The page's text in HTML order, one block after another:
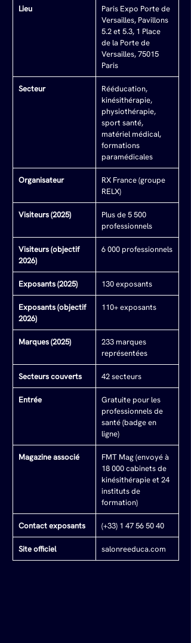
Lieu
Paris Expo Porte de
Versailles, Pavillons
5.2 et 5.3, 1 Place
de la Porte de
Versailles, 75015
Paris
Secteur
Rééducation,
kinésithérapie,
physiothérapie,
sport santé,
matériel médical,
formations
paramédicales
Organisateur
RX France (groupe
RELX)
Visiteurs (2025)
Plus de 5 500
professionnels
Visiteurs (objectif
2026)
6 000 professionnels
Exposants (2025) 130 exposants
Exposants (objectif
2026)
110+ exposants
Marques (2025)
233 marques
représentées
Secteurs couverts 42 secteurs
Entrée
Gratuite pour les
professionnels de
santé (badge en
ligne)
Magazine associé
FMT Mag (envoyé à
18 000 cabinets de
kinésithérapie et 24
instituts de
formation)
Contact exposants (+33) 1 47 56 50 40
Site officiel salonreeduca.com